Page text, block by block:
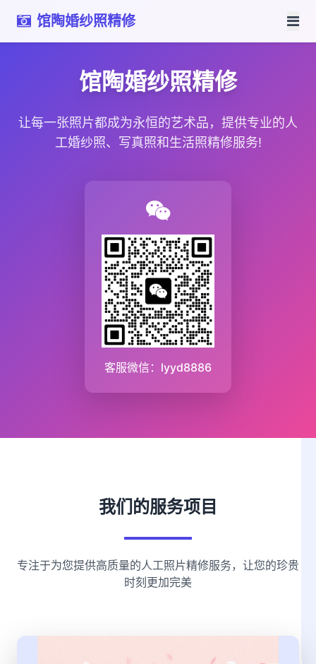
馆陶婚纱照精修
馆陶婚纱照精修
让每一张照片都成为永恒的艺术品，提供专业的人
工婚纱照、写真照和生活照精修服务!
客服微信：lyyd8886
我们的服务项目
专注于为您提供高质量的人工照片精修服务，让您的珍贵
时刻更加完美